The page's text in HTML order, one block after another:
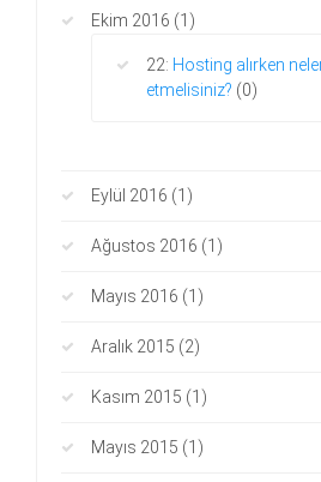
Ekim 2016 (1)
22: Hosting alırken
etmelisiniz? (0)
Eylül 2016 (1)
Ağustos 2016 (1)
Mayıs 2016 (1)
Aralık 2015 (2)
Kasım 2015 (1)
Mayıs 2015 (1)